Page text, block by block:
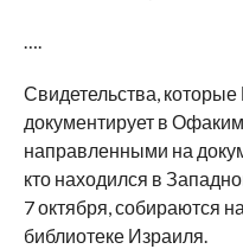
….
Свидетельства,
документирует в
направленными на
кто находился в
7 октября, собираются
библиотеке Израиля.